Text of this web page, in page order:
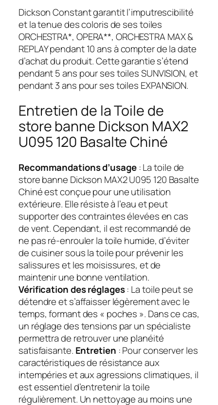
Dickson Constant garantit l’imputrescibilité
et la tenue des coloris de ses toiles
ORCHESTRA*, OPERA**, ORCHESTRA MAX &
REPLAY pendant 10 ans à compter de la date
d’achat du produit. Cette garantie s’étend
pendant 5 ans pour ses toiles SUNVISION, et
pendant 3 ans pour ses toiles EXPANSION.
Entretien de la Toile de
store banne Dickson MAX2
U095 120 Basalte Chiné
Recommandations d’usage: La toile de
store banne Dickson MAX2 U095 120 Basalte
Chiné est conçue pour une utilisation
extérieure. Elle résiste à l’eau et peut
supporter des contraintes élevées en cas
de vent. Cependant, il est recommandé de
ne pas ré-enrouler la toile humide, d’éviter
de cuisiner sous la toile pour prévenir les
salissures et les moisissures, et de
maintenir une bonne ventilation.
Vérification des réglages: La toile peut se
détendre et s’affaisser légèrement avec le
temps, formant des « poches ». Dans ce cas,
un réglage des tensions par un spécialiste
permettra de retrouver une planéité
satisfaisante. Entretien : Pour conserver les
caractéristiques de résistance aux
intempéries et aux agressions climatiques, il
est essentiel d’entretenir la toile
régulièrement. Un nettoyage au moins une